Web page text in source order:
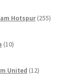
Hotspur 255
10izdelkov
United 12izdelkov